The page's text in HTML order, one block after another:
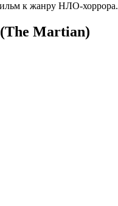
к жанру НЛО-хоррора.
Martian)